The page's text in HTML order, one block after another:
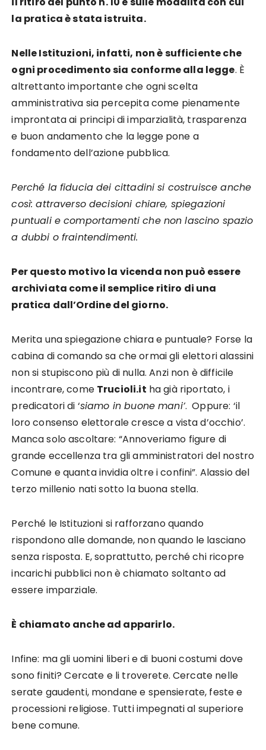
la pratica è stata istruita.
Nelle Istituzioni, infatti, non è sufficiente che
ogni procedimento sia conforme alla legge. È
altrettanto importante che ogni scelta
amministrativa sia percepita come pienamente
improntata ai principi di imparzialità, trasparenza
e buon andamento che la legge pone a
fondamento dell’azione pubblica.
Perché la fiducia dei cittadini si costruisce anche
così: attraverso decisioni chiare, spiegazioni
puntuali e comportamenti che non lascino spazio
a dubbi o fraintendimenti.
Per questo motivo la vicenda non può essere
archiviata come il semplice ritiro di una
pratica dall’Ordine del giorno.
Merita una spiegazione chiara e puntuale? Forse la
cabina di comando sa che ormai gli elettori alassini
non si stupiscono più di nulla. Anzi non è difficile
incontrare, come Trucioli.it ha già riportato, i
predicatori di ‘siamo in buone mani’. Oppure: ‘il
loro consenso elettorale cresce a vista d’occhio’.
Manca solo ascoltare: “Annoveriamo figure di
grande eccellenza tra gli amministratori del nostro
Comune e quanta invidia oltre i confini”. Alassio del
terzo millenio nati sotto la buona stella.
Perché le Istituzioni si rafforzano quando
rispondono alle domande, non quando le lasciano
senza risposta. E, soprattutto, perché chi ricopre
incarichi pubblici non è chiamato soltanto ad
essere imparziale.
È chiamato anche ad apparirlo.
Infine: ma gli uomini liberi e di buoni costumi dove
sono finiti? Cercate e li troverete. Cercate nelle
serate gaudenti, mondane e spensierate, feste e
processioni religiose. Tutti impegnati al superiore
bene comune.